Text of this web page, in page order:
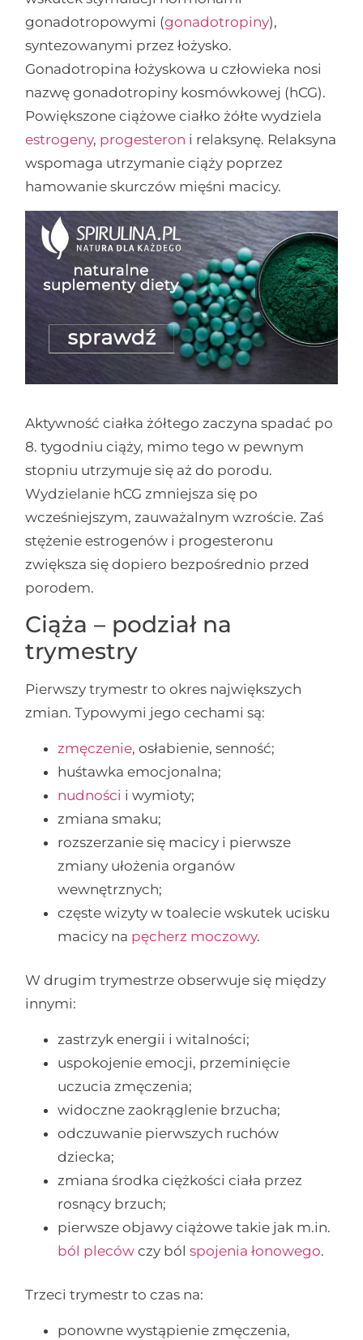
gonadotropowymi (gonadotropiny),
syntezowanymi przez łożysko.
Gonadotropina łożyskowa u człowieka nosi
nazwę gonadotropiny kosmówkowej (hCG).
Powiększone ciążowe ciałko żółte wydziela
estrogeny, progesteron i relaksynę. Relaksyna
wspomaga utrzymanie ciąży poprzez
hamowanie skurczów mięśni macicy.
Aktywność ciałka żółtego zaczyna spadać po
8. tygodniu ciąży, mimo tego w pewnym
stopniu utrzymuje się aż do porodu.
Wydzielanie hCG zmniejsza się po
wcześniejszym, zauważalnym wzroście. Zaś
stężenie estrogenów i progesteronu
zwiększa się dopiero bezpośrednio przed
porodem.
Ciąża – podział na
trymestry
Pierwszy trymestr to okres największych
zmian. Typowymi jego cechami są:
zmęczenie, osłabienie, senność;
huśtawka emocjonalna;
nudności i wymioty;
zmiana smaku;
rozszerzanie się macicy i pierwsze
zmiany ułożenia organów
wewnętrznych;
częste wizyty w toalecie wskutek ucisku
macicy na pęcherz moczowy.
W drugim trymestrze obserwuje się między
innymi:
zastrzyk energii i witalności;
uspokojenie emocji, przeminięcie
uczucia zmęczenia;
widoczne zaokrąglenie brzucha;
odczuwanie pierwszych ruchów
dziecka;
zmiana środka ciężkości ciała przez
rosnący brzuch;
pierwsze objawy ciążowe takie jak m.in.
ból pleców czy bólspojenia łonowego.
Trzeci trymestr to czas na:
ponowne wystąpienie zmęczenia,